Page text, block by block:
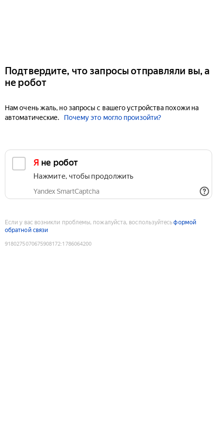
Подтвердите, что запросы отправляли вы, а
не робот
Нам очень жаль, но запросы с вашего устройства похожи на
автоматические.
Почему это могло произойти?
Я не робот
Нажмите, чтобы продолжить
Yandex SmartCaptcha
Если у вас возникли проблемы, пожалуйста, воспользуйтесьформой
обратной связи
9180275070675908172:1786064200